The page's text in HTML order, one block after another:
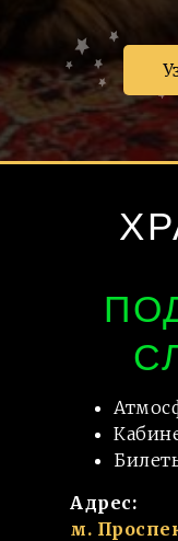
Адрес:
м.